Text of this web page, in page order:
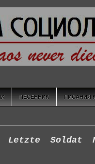
ПЕСЕННИК ПИСАНИЯ
Letzte Soldat